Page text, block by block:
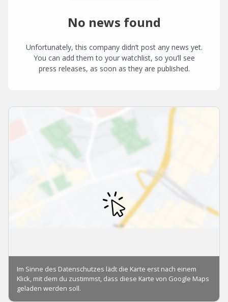
No news found
Unfortunately, this company didn’t post any news yet.
You can add them to your watchlist, so you’ll see
press releases, as soon as they are published.